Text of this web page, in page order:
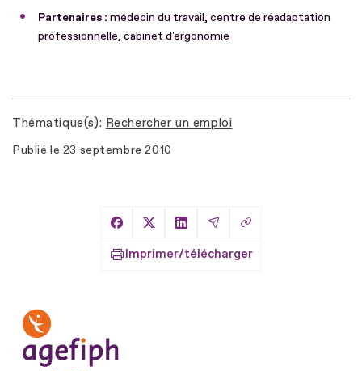
Partenaires : médecin du travail, centre de réadaptation
professionnelle, cabinet d'ergonomie
Thématique(s) Rechercher un emploi
Publié le 23 septembre 2010
Partager sur Facebook
Partager sur X
Partager sur LinkedIn
Partager par Email
Copier le lien
Imprimer/télécharger